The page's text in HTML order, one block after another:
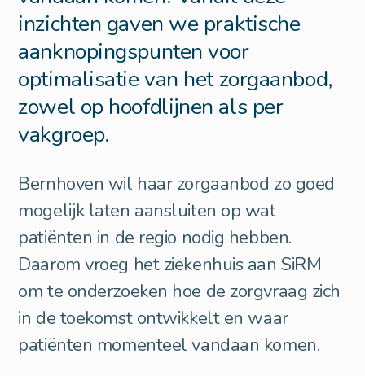
inzichten gaven we praktische
aanknopingspunten voor
optimalisatie van het zorgaanbod,
zowel op hoofdlijnen als per
vakgroep.
Bernhoven wil haar zorgaanbod zo goed
mogelijk laten aansluiten op wat
patiënten in de regio nodig hebben.
Daarom vroeg het ziekenhuis aan SiRM
om te onderzoeken hoe de zorgvraag zich
in de toekomst ontwikkelt en waar
patiënten momenteel vandaan komen.